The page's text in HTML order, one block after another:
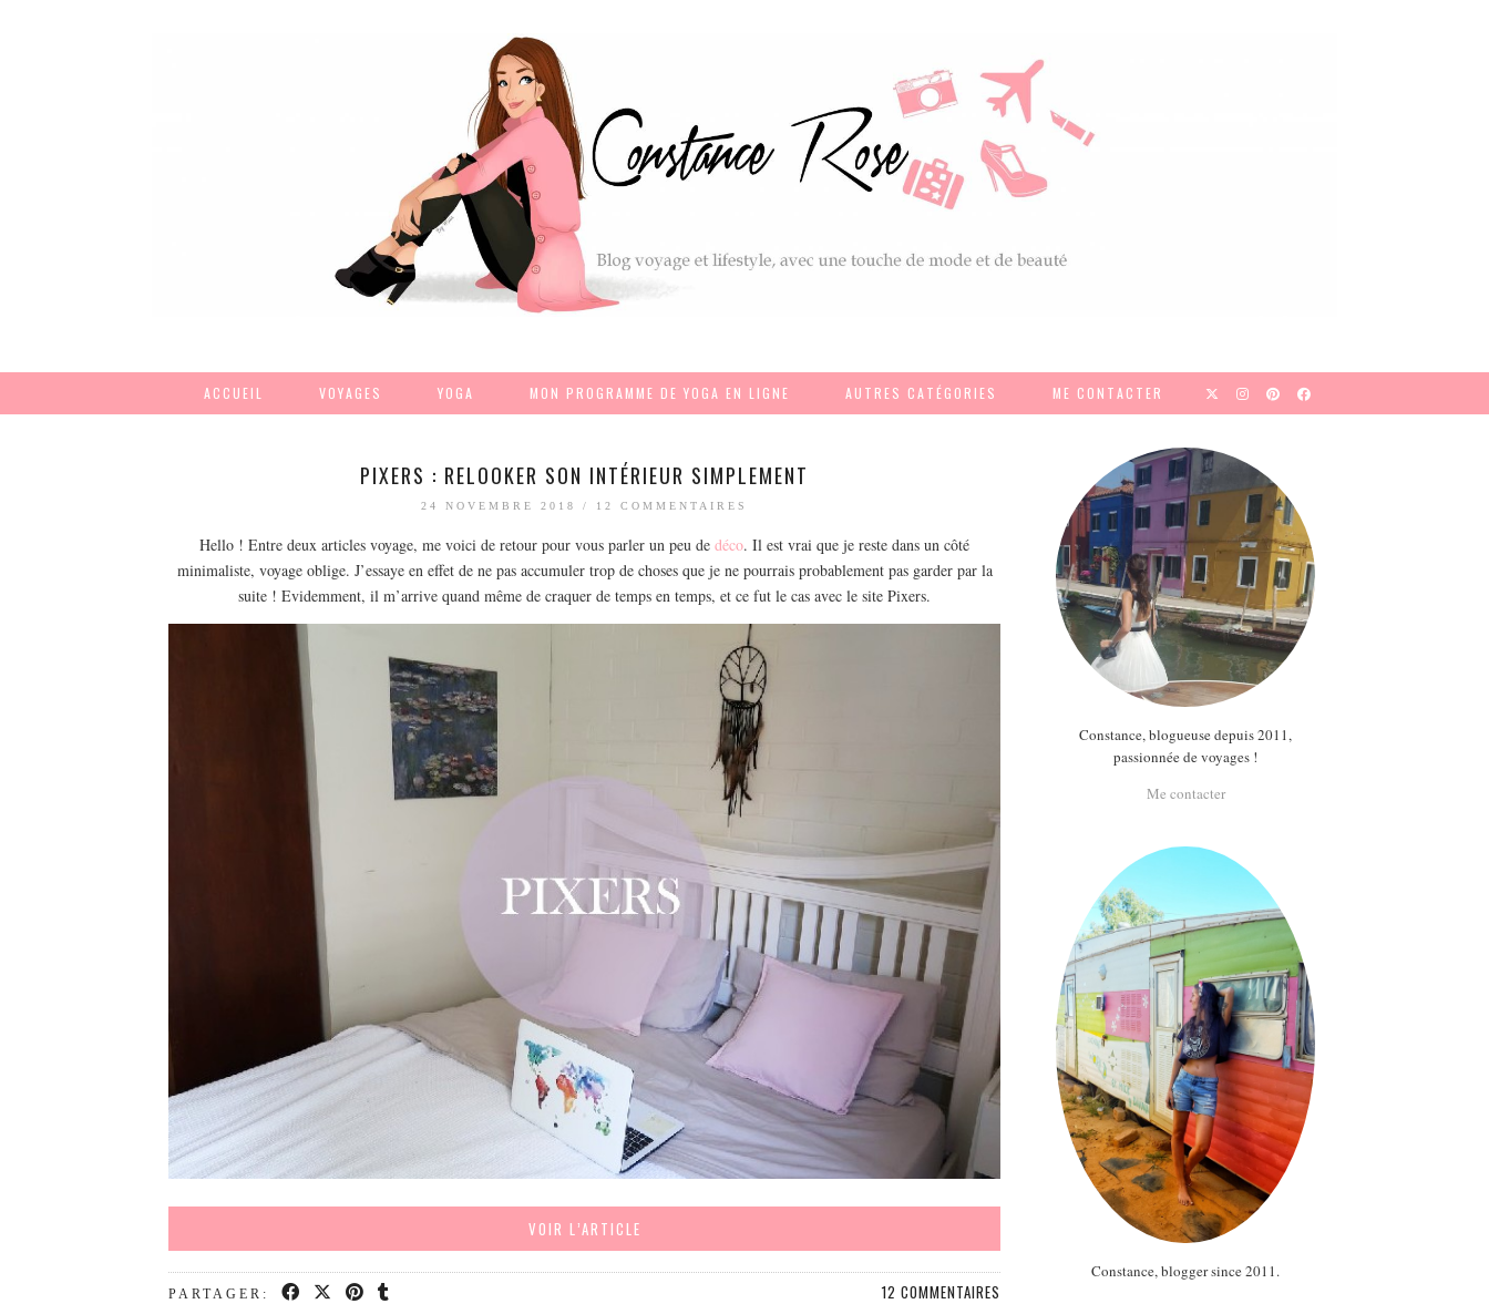
ACCUEIL VOYAGES YOGA MON PROGRAMME DE YOGA EN LIGNE AUTRES CATÉGORIES ME CONTACTER
PIXERS : RELOOKER SON INTÉRIEUR SIMPLEMENT
24 NOVEMBRE 2018 / 12 COMMENTAIRES
Hello ! Entre deux articles voyage, me voici de retour pour vous parler un peu dedéco. Il est vrai que je reste dans un côté
minimaliste, voyage oblige. J’essaye en effet de ne pas accumuler trop de choses que je ne pourrais probablement pas garder par la
suite ! Evidemment, il m’arrive quand même de craquer de temps en temps, et ce fut le cas avec le site Pixers.
VOIR L’ARTICLE
PARTAGER: 12 COMMENTAIRES
Constance, blogueuse depuis 2011,
passionnée de voyages !
Me contacter
Constance, blogger since 2011.